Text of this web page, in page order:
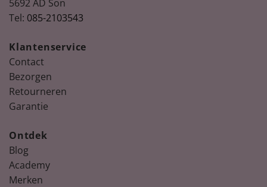
5692 AD Son
Tel: 085-2103543
Klantenservice
Contact
Bezorgen
Retourneren
Garantie
Ontdek
Blog
Academy
Merken